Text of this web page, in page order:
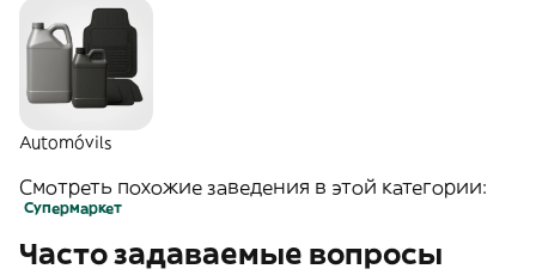
Automóvils
Смотреть похожие заведения в этой категории:
Супермаркет
Часто задаваемые вопросы